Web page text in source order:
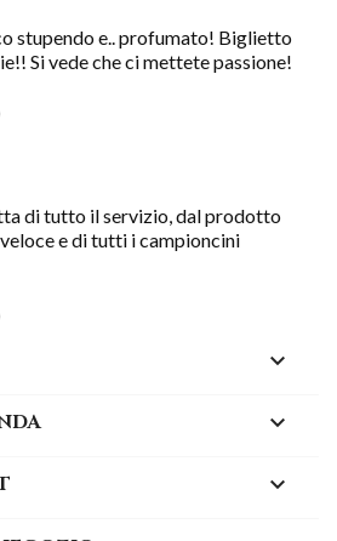
stupendo e.. profumato! Biglietto
Si vede che ci mettete passione!
di tutto il servizio, dal prodotto
e di tutti i campioncini


